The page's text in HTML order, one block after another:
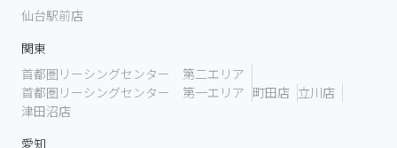
仙台駅前店
関東
首都圏リーシングセンター 第二エリア
首都圏リーシングセンター 第一エリア 町田店 立川店
津田沼店
愛知